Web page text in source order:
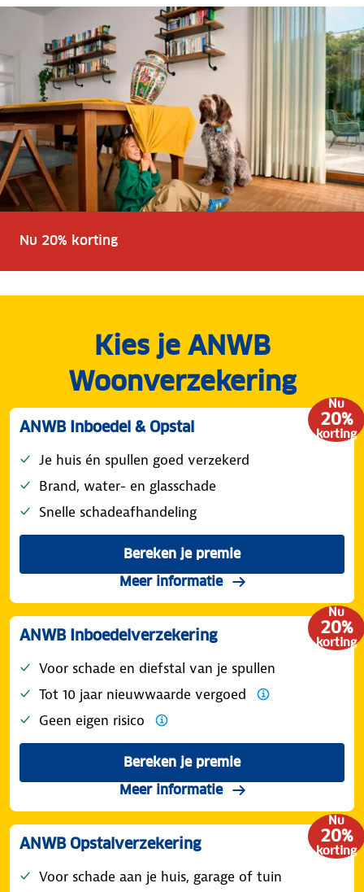
Nu 20% korting
Kies je ANWB
Woonverzekering
Nu
20%
korting
ANWB Inboedel & Opstal
Je huis én spullen goed verzekerd
Brand, water- en glasschade
Snelle schadeafhandeling
Bereken je premie
Meer informatie
Nu
20%
korting
ANWB Inboedelverzekering
Voor schade en diefstal van je spullen
Tot 10 jaar nieuwwaarde vergoed
Geen eigen risico
Bereken je premie
Meer informatie
Nu
20%
korting
ANWB Opstalverzekering
Voor schade aan je huis, garage of tuin